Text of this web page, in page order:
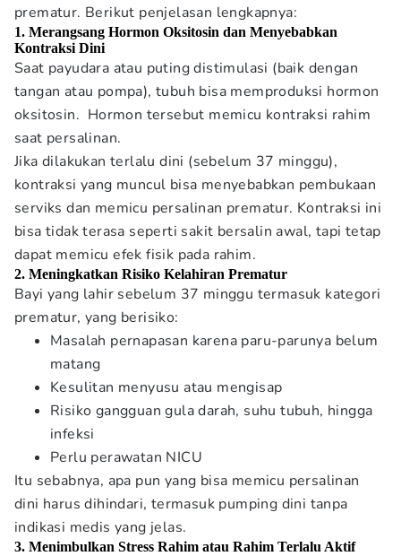
prematur. Berikut penjelasan lengkapnya:
1. Merangsang Hormon Oksitosin dan Menyebabkan
Kontraksi Dini
Saat payudara atau puting distimulasi (baik dengan
tangan atau pompa), tubuh bisa memproduksi hormon
oksitosin. Hormon tersebut memicu kontraksi rahim
saat persalinan.
Jika dilakukan terlalu dini (sebelum 37 minggu),
kontraksi yang muncul bisa menyebabkan pembukaan
serviks dan memicu persalinan prematur. Kontraksi ini
bisa tidak terasa seperti sakit bersalin awal, tapi tetap
dapat memicu efek fisik pada rahim.
2. Meningkatkan Risiko Kelahiran Prematur
Bayi yang lahir sebelum 37 minggu termasuk kategori
prematur, yang berisiko:
Masalah pernapasan karena paru-parunya belum
matang
Kesulitan menyusu atau mengisap
Risiko gangguan gula darah, suhu tubuh, hingga
infeksi
Perlu perawatan NICU
Itu sebabnya, apa pun yang bisa memicu persalinan
dini harus dihindari, termasuk pumping dini tanpa
indikasi medis yang jelas.
3. Menimbulkan Stress Rahim atau Rahim Terlalu Aktif